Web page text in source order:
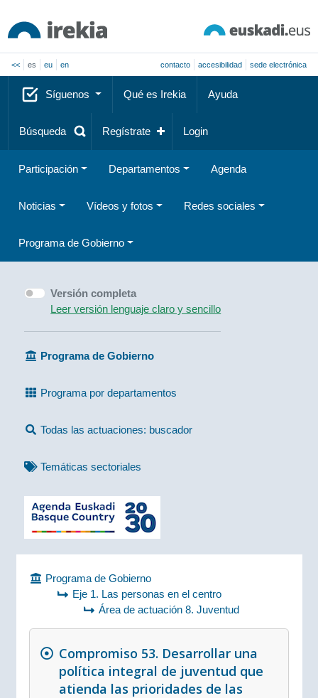
<< es eu en contacto accesibilidad sede electrónica
Síguenos Qué es Irekia Ayuda
Búsqueda Regístrate Login
Participación Departamentos Agenda
Noticias Vídeos y fotos Redes sociales
Programa de Gobierno
Versión completa
Leer versión lenguaje claro y sencillo
Programa de Gobierno
Programa por departamentos
Todas las actuaciones: buscador
Temáticas sectoriales
Programa de Gobierno
Eje 1. Las personas en el centro
Área de actuación 8. Juventud
Compromiso 53. Desarrollar una
política integral de juventud que
atienda las prioridades de las